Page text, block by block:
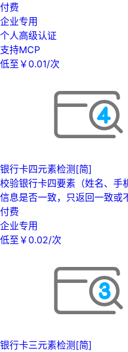
付费
企业专用
个人高级认证
支持MCP
低至￥0.01/次
银行卡四元素检测[简]
校验银行卡四要素（姓名、手
信息是否一致，只返回一致或
付费
企业专用
低至￥0.02/次
银行卡三元素检测[简]